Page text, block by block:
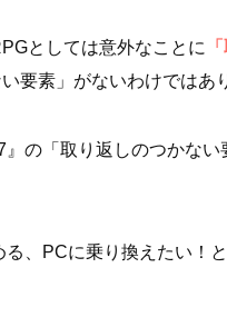
としては意外なことに
要素」がないわけではあ
の「取り返しのつかな
、PCに乗り換えたい！